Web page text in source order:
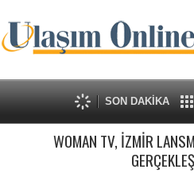
SON DAKİKA
WOMAN TV, İZMİR